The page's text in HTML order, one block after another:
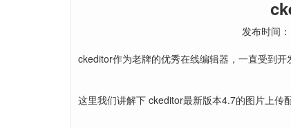
发布时间
ckeditor作为老牌的优秀在线编辑器，一直受到开
这里我们讲解下 ckeditor最新版本4.7的图片上传配